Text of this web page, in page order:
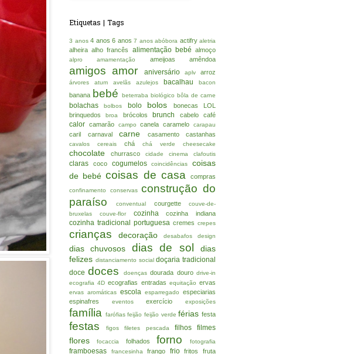
Etiquetas | Tags
3 anos 4 anos 6 anos 7 anos abóbora actifry aletria
alheira alho francês alimentação bebé almoço
alpro amamentação ameijoas amêndoa
amigos amor aniversário aplv arroz
árvores atum avelãs azulejos bacalhau bacon
banana bebé beterraba biológico bôla de carne
bolachas bolbos bolo bolos
bonecas LOL
brinquedos
broa brócolos brunch cabelo café
calor camarão campo canela caramelo carapau
caril carnaval carne casamento castanhas
cavalos cereais chá chá verde cheesecake
chocolate churrasco cidade cinema clafoutis
claras coco cogumelos coincidências
coisas
de bebé coisas de casa compras
confinamento conservas
construção do
paraíso
conventual courgette
couve-de-
bruxelas
couve-flor cozinha cozinha indiana
cozinha tradicional portuguesa cremes crepes
crianças decoração desabafos design
dias chuvosos dias de sol
dias
felizes distanciamento social doçaria tradicional
doce doces doenças dourada douro drive-in
ecografia 4D ecografias entradas equitação ervas
ervas aromáticas escola esparregado
especiarias
espinafres
eventos exercício exposições
família farófias feijão feijão verde férias festa
festas figos filetes pescada filhos filmes
flores focaccia folhados forno fotografia
framboesas francesinha frango frio fritos
fruta